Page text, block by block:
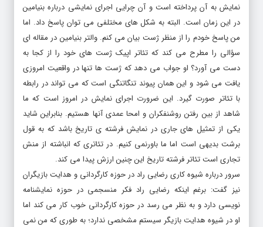
نمایش به آن پرداخته است و آن چرایی اجرای نمایشی درباره بنیامین
در این زمان است. البته به شکل های مختلفی می توان پاسخ داد. اما
من پاسخ خودم را از منظر ژست بیان می کنم. والتر بنیامین در مقاله ای
سؤالی را مطرح می کند که تئاتر اپیک ژست های خود را از کجا به
دست می آورد؟ او جواب می دهد که ژست ها تنها در واقعیت امروزی
یافت می شود و این همان پیوند تنگاتنگی است که می تواند در رابطه
با تئاتر صورت گیرد. این ضرورت اجرای نمایش در امروز است که ما
شاهد از بین رفتن روشنفکران و امحا عمدی آنها هستیم. بنابراین شاید
یکی از تمثیل های جاری در نمایش فرشته ی تاریخ باشد که به قول
برشت بدیهی است اما ما باورنمی کنیم. در تئاتری که انباشته از منش
تجاری است تئاتر فرشته تاریخ این چنین ارزش پیدا می کند.
سرور درباره شیوه کاری رضایی راد در حوزه کارگردانی و هدایت بازیگران
نیز گفت: برغم اینکه رضایی راد فکر منسجمی در حوزه نمایشنامه
نویسی دارد و به نظر می رسد در حوزه کارگردانی خوب کار می کند اما
او در شیوه هدایت بازیگر سیستم مشخصی ندارد؛ به طوری که من نمی